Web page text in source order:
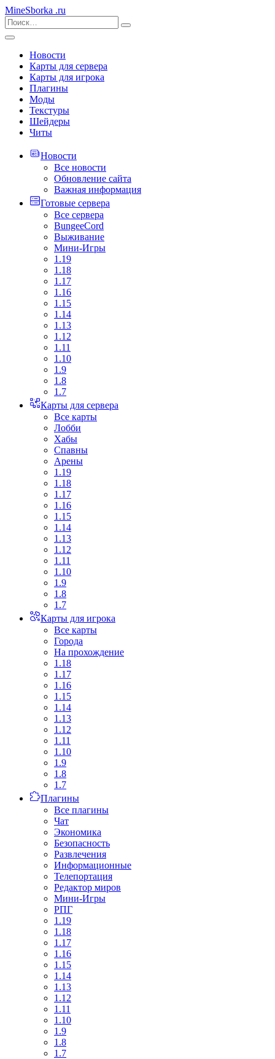
MineSborka .ru
Новости
Карты для сервера
Карты для игрока
Плагины
Моды
Текстуры
Шейдеры
Читы
Новости
Все новости
Обновление сайта
Важная информация
Готовые сервера
Все сервера
BungeeCord
Выживание
Мини-Игры
1.19
1.18
1.17
1.16
1.15
1.14
1.13
1.12
1.11
1.10
1.9
1.8
1.7
Карты для сервера
Все карты
Лобби
Хабы
Спавны
Арены
1.19
1.18
1.17
1.16
1.15
1.14
1.13
1.12
1.11
1.10
1.9
1.8
1.7
Карты для игрока
Все карты
Города
На прохождение
1.18
1.17
1.16
1.15
1.14
1.13
1.12
1.11
1.10
1.9
1.8
1.7
Плагины
Все плагины
Чат
Экономика
Безопасность
Развлечения
Информационные
Телепортация
Редактор миров
Мини-Игры
РПГ
1.19
1.18
1.17
1.16
1.15
1.14
1.13
1.12
1.11
1.10
1.9
1.8
1.7